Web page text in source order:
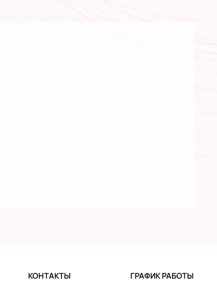
КОНТАКТЫ ГРАФИК РАБОТЫ